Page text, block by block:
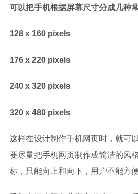
可以把手机根据屏幕尺寸分成几种
128 x 160 pixels
176 x 220 pixels
240 x 320 pixels
320 x 480 pixels
这样在设计制作手机网页时，就可
要尽量把手机网页制作成简洁的风
标，只能向上和向下，用户不能方